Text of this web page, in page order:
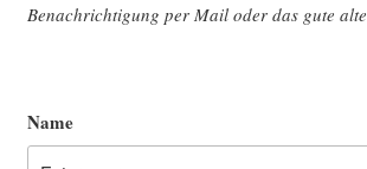
Benach­rich­ti­gung per Mail oder das gute alte
Name